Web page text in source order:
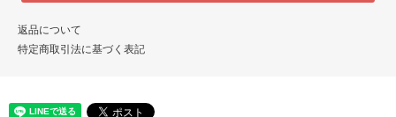
返品について
特定商取引法に基づく表記